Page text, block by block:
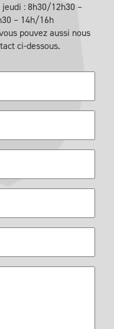
: 8h30/12h30 –
– 14h/16h
pouvez aussi nous
ci-dessous.